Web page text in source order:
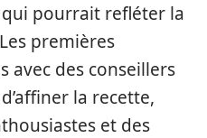
qui pourrait refléter la
premières
avec des conseillers
la recette,
et des